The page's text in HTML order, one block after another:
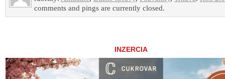
comments and pings are currently closed.
INZERCIA